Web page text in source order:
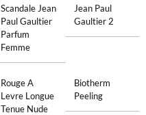
Scandale Jean
Paul Gaultier
Parfum
Femme
Jean Paul
Gaultier 2
Rouge A
Levre Longue
Tenue Nude
Biotherm
Peeling